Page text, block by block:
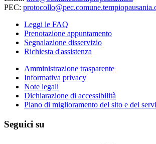
PEC:
Leggi le FAQ
Prenotazione appuntamento
Segnalazione disservizio
Richiesta d'assistenza
Amministrazione trasparente
Informativa privacy
Note legali
Dichiarazione di accessibilità
Piano di miglioramento del sito e dei
Seguici su